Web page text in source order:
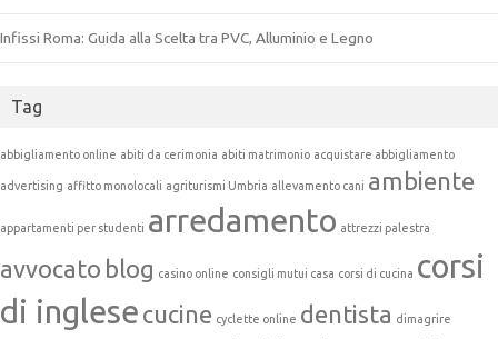
Infissi Roma: Guida alla Scelta tra PVC, Alluminio e Legno
Tag
abbigliamento online abiti da cerimonia abiti matrimonio acquistare abbigliamento
advertising affitto monolocali agriturismi Umbria allevamento cani ambiente
appartamenti per studenti arredamento attrezzi palestra
avvocato blog casino online consigli mutui casa corsi di cucina corsi
di inglese cucine cyclette online dentista dimagrire